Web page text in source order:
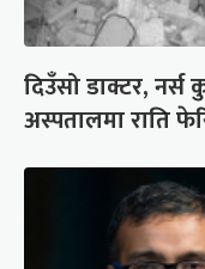
दिउँसो डाक्टर,
अस्पतालमा राति